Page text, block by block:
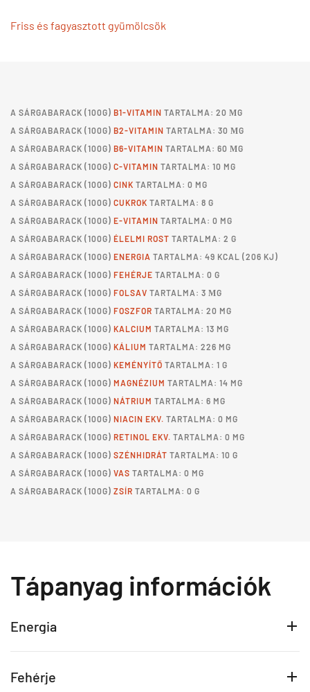
Friss és fagyasztott gyümölcsök
A SÁRGABARACK (100G) B1-VITAMIN TARTALMA: 20 ΜG
A SÁRGABARACK (100G) B2-VITAMIN TARTALMA: 30 ΜG
A SÁRGABARACK (100G) B6-VITAMIN TARTALMA: 60 ΜG
A SÁRGABARACK (100G) C-VITAMIN TARTALMA: 10 MG
A SÁRGABARACK (100G) CINK TARTALMA: 0 MG
A SÁRGABARACK (100G) CUKROK TARTALMA: 8 G
A SÁRGABARACK (100G) E-VITAMIN TARTALMA: 0 MG
A SÁRGABARACK (100G) ÉLELMI ROST TARTALMA: 2 G
A SÁRGABARACK (100G) ENERGIA TARTALMA: 49 KCAL (206 KJ)
A SÁRGABARACK (100G) FEHÉRJE TARTALMA: 0 G
A SÁRGABARACK (100G) FOLSAV TARTALMA: 3 ΜG
A SÁRGABARACK (100G) FOSZFOR TARTALMA: 20 MG
A SÁRGABARACK (100G) KALCIUM TARTALMA: 13 MG
A SÁRGABARACK (100G) KÁLIUM TARTALMA: 226 MG
A SÁRGABARACK (100G) KEMÉNYÍTŐ TARTALMA: 1 G
A SÁRGABARACK (100G) MAGNÉZIUM TARTALMA: 14 MG
A SÁRGABARACK (100G) NÁTRIUM TARTALMA: 6 MG
A SÁRGABARACK (100G) NIACIN EKV. TARTALMA: 0 MG
A SÁRGABARACK (100G) RETINOL EKV. TARTALMA: 0 MG
A SÁRGABARACK (100G) SZÉNHIDRÁT TARTALMA: 10 G
A SÁRGABARACK (100G) VAS TARTALMA: 0 MG
A SÁRGABARACK (100G) ZSÍR TARTALMA: 0 G
Tápanyag információk
Energia
Fehérje